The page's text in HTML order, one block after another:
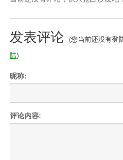
发表评论 (您当前还没有登
陆)
昵称:
评论内容: